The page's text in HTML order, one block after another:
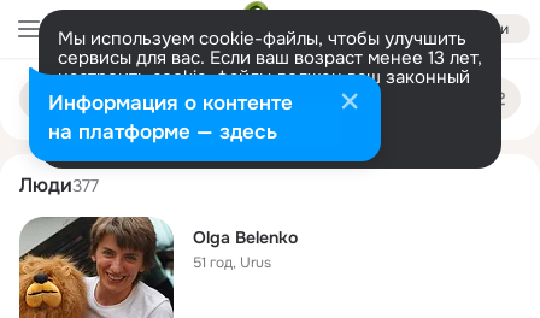
Войти
Мы используем cookie-файлы, чтобы улучшить
сервисы для вас. Если ваш возраст менее 13 лет,
настроить cookie-файлы должен ваш законный
представитель. Больше информации
Разрешить все Настроить
Поиск
людям
olga belenko
Люди377
Olga Belenko
51 год, Urus
Информация о контенте
на платформе — здесь